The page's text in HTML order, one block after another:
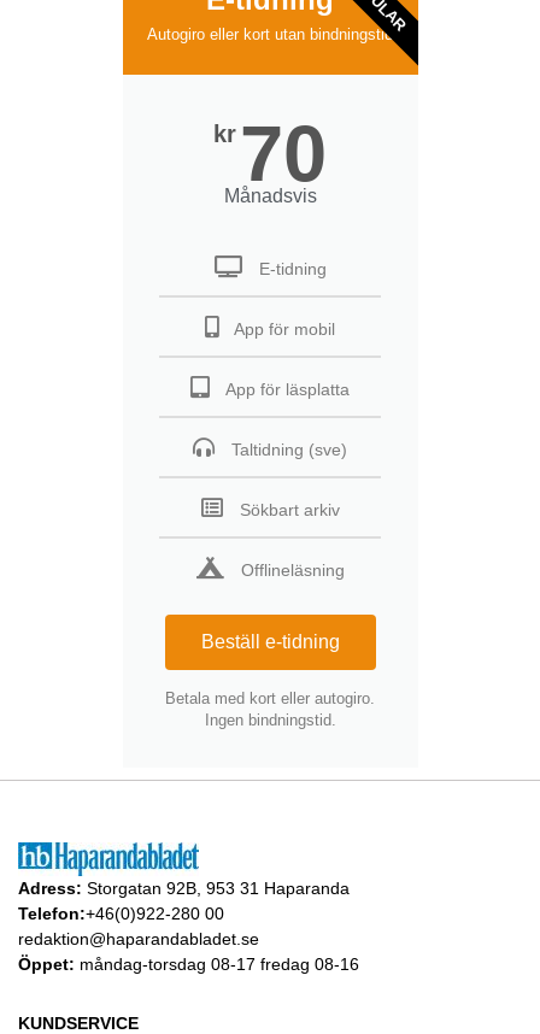
Autogiro eller kort utan bindningstid
kr 70
Månadsvis
E-tidning
App för mobil
App för läsplatta
Taltidning (sve)
Sökbart arkiv
Offlineläsning
Beställ e-tidning
Betala med kort eller autogiro.
Ingen bindningstid.
Adress: Storgatan 92B, 953 31 Haparanda
Telefon:+46(0)922-280 00
redaktion@haparandabladet.se
Öppet: måndag-torsdag 08-17 fredag 08-16
KUNDSERVICE